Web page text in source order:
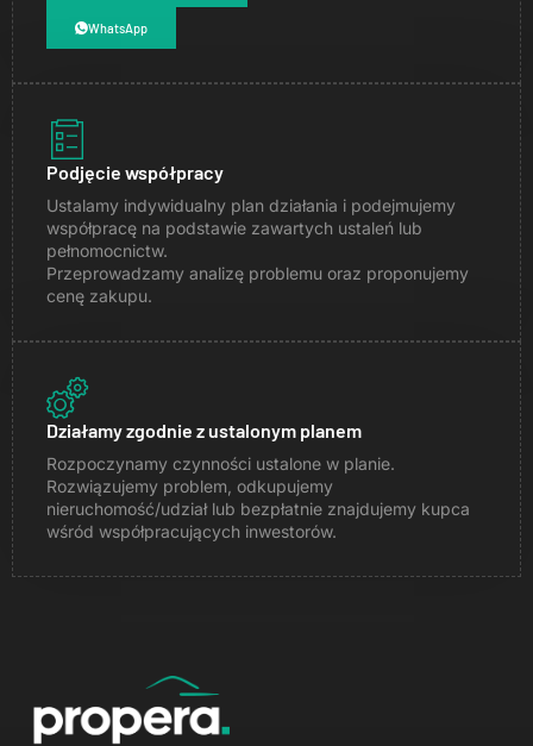
WhatsApp
Podjęcie współpracy
Ustalamy indywidualny plan działania i podejmujemy
współpracę na podstawie zawartych ustaleń lub
pełnomocnictw.
Przeprowadzamy analizę problemu oraz proponujemy
cenę zakupu.
Działamy zgodnie z ustalonym planem
Rozpoczynamy czynności ustalone w planie.
Rozwiązujemy problem, odkupujemy
nieruchomość/udział lub bezpłatnie znajdujemy kupca
wśród współpracujących inwestorów.